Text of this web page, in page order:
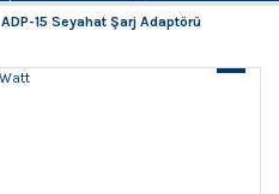
ADP-15 Seyahat Şarj Adaptörü